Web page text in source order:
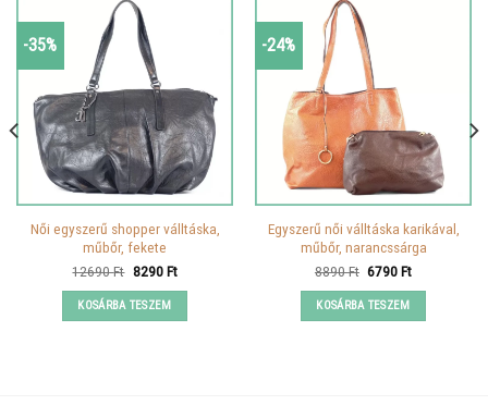
-35%
Női egyszerű shopper válltáska,
műbőr, fekete
12690Ft Original
was:
12690 Ft.
8290FtCurrent
KOSÁRBA TESZEM
-24%
Egyszerű női válltáska karikával,
műbőr, narancssárga
8890Ft Original
was:
8890 Ft.
6790FtCurrent
KOSÁRBA TESZEM